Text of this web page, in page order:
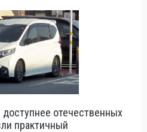
отечественных
практичный